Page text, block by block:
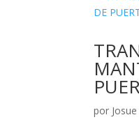
por